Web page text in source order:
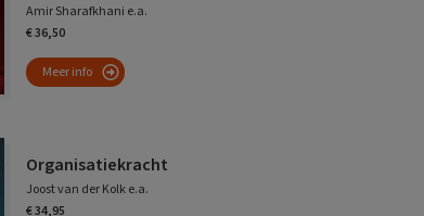
Amir Sharafkhani e.a.
€ 36,50
Meer info
Organisatiekracht
Joost van der Kolk e.a.
€ 34,95